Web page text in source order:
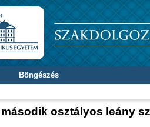
Böngészés
második osztályos leány